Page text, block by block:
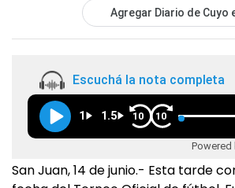
Agregar Diario de Cuyo
Escuchá la nota completa
1 1.5 10 10
Powered
San Juan, 14 de junio.- Esta tarde